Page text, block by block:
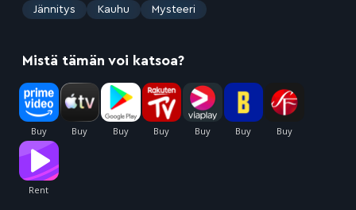
: Jännitys Kauhu Mysteeri
Mistä tämän voi katsoa?